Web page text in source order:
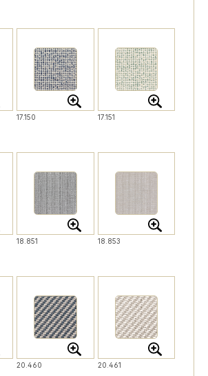
17.150 17.151
18.851 18.853
20.460 20.461